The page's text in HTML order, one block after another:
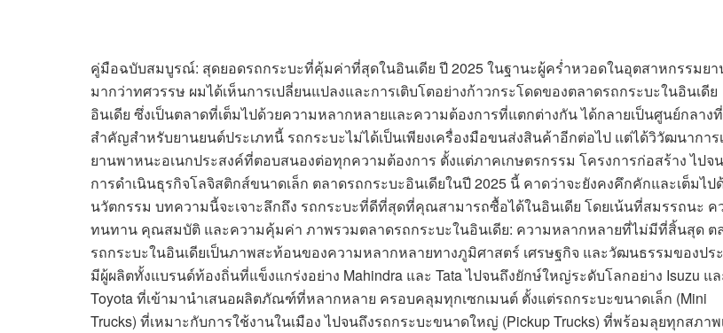
คู่มือฉบับสมบูรณ์: สุดยอดรถกระบะที่คุ้มค่าที่สุดในอินเดีย ปี 2025 ในฐานะผู้คร่ำหวอดในอุตสาหกรรมย
มากว่าทศวรรษ ผมได้เห็นการเปลี่ยนแปลงและการเติบโตอย่างก้าวกระโดดของตลาดรถกระบะในอินเดีย
อินเดีย ซึ่งเป็นตลาดที่เต็มไปด้วยความหลากหลายและความต้องการที่แตกต่างกัน ได้กลายเป็นศูนย์กลางที่
สำคัญสำหรับยานยนต์ประเภทนี้ รถกระบะไม่ได้เป็นเพียงเครื่องมือขนส่งสินค้าอีกต่อไป แต่ได้วิวัฒนาการ
ยานพาหนะอเนกประสงค์ที่ตอบสนองต่อทุกความต้องการ ตั้งแต่ภาคเกษตรกรรม โครงการก่อสร้าง ไปจ
การดำเนินธุรกิจโลจิสติกส์ขนาดเล็ก ตลาดรถกระบะอินเดียในปี 2025 นี้ คาดว่าจะยังคงคึกคักและเต็มไป
นวัตกรรม บทความนี้จะเจาะลึกถึง รถกระบะที่ดีที่สุดที่คุณสามารถซื้อได้ในอินเดีย โดยเน้นที่สมรรถนะ ค
ทนทาน คุณสมบัติ และความคุ้มค่า ภาพรวมตลาดรถกระบะในอินเดีย: ความหลากหลายที่ไม่มีที่สิ้นสุด ต
รถกระบะในอินเดียเป็นภาพสะท้อนของความหลากหลายทางภูมิศาสตร์ เศรษฐกิจ และวัฒนธรรมของปร
มีผู้ผลิตทั้งแบรนด์ท้องถิ่นที่แข็งแกร่งอย่าง Mahindra และ Tata ไปจนถึงยักษ์ใหญ่ระดับโลกอย่าง Isuzu แล
Toyota ที่เข้ามานำเสนอผลิตภัณฑ์ที่หลากหลาย ครอบคลุมทุกเซกเมนต์ ตั้งแต่รถกระบะขนาดเล็ก (Mini
Trucks) ที่เหมาะกับการใช้งานในเมือง ไปจนถึงรถกระบะขนาดใหญ่ (Pickup Trucks) ที่พร้อมลุยทุกสภา